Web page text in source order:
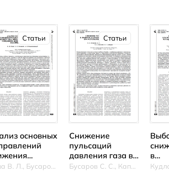
охлаждения
Статьи
основных
Статьи
Снижение
пульсаций
давления газа в
линии
в